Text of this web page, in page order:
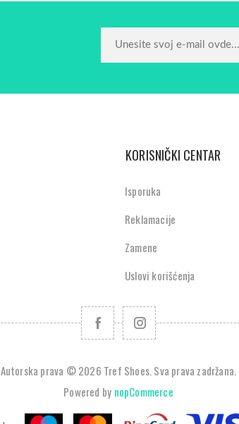
KORISNIČKI CENTAR
Isporuka
Reklamacije
Zamene
Uslovi korišćenja
Autorska prava © 2026 Tref Shoes. Sva prava zadržana.
Powered by nopCommerce